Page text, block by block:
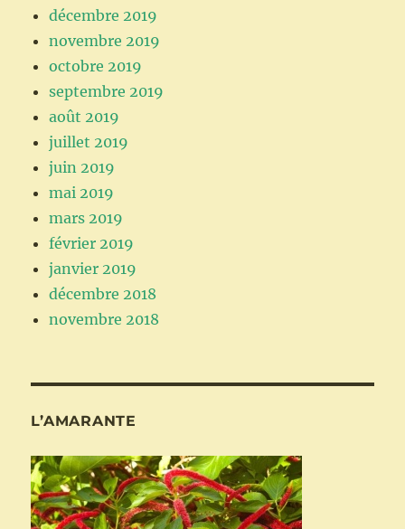
décembre 2019
novembre 2019
octobre 2019
septembre 2019
août 2019
juillet 2019
juin 2019
mai 2019
mars 2019
février 2019
janvier 2019
décembre 2018
novembre 2018
L’AMARANTE